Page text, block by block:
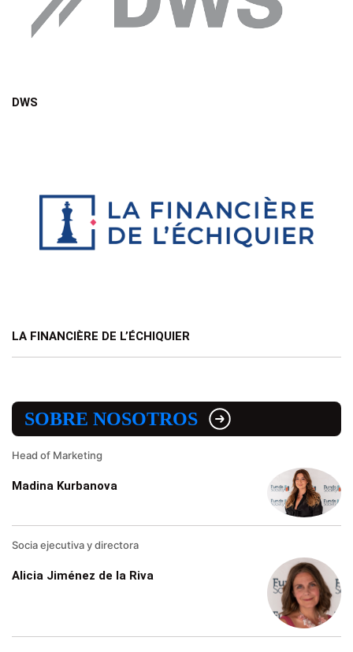
DWS
LA FINANCIÈRE DE L’ÉCHIQUIER
SOBRE NOSOTROS
Head of Marketing
Madina Kurbanova
Socia ejecutiva y directora
Alicia Jiménez de la Riva